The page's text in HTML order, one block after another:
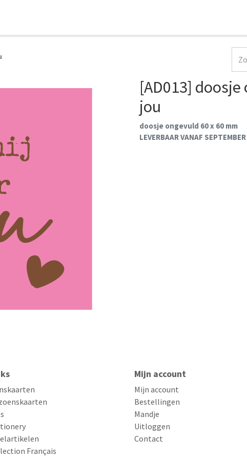
[AD013]
jou
doosje ongevuld 60 x 60 mm
LEVERBAAR VANAF
Français
Mijn account
Mijn account
Bestellingen
Mandje
Uitloggen
Contact